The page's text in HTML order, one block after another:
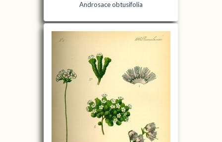
Androsace obtusifolia